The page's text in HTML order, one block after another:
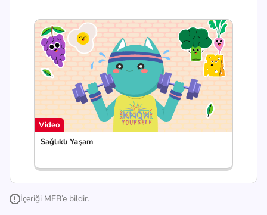
Video
Sağlıklı Yaşam
İçeriği MEB’e bildir.